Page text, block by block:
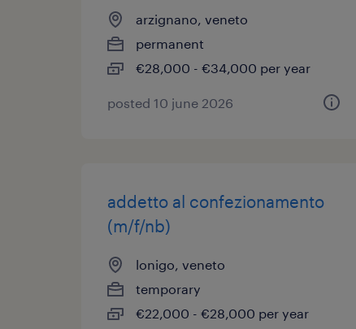
arzignano, veneto
permanent
€28,000 - €34,000 per year
posted 10 june 2026
addetto al confezionamento
(m/f/nb)
lonigo, veneto
temporary
€22,000 - €28,000 per year